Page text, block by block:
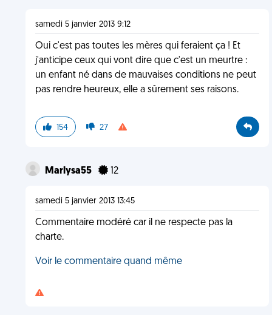
samedi 5 janvier 2013 9:12
Oui c'est pas toutes les mères qui feraient ça ! Et
j'anticipe ceux qui vont dire que c'est un meurtre :
un enfant né dans de mauvaises conditions ne peut
pas rendre heureux, elle a sûrement ses raisons.
154 27
Marlysa55 12
samedi 5 janvier 2013 13:45
Commentaire modéré car il ne respecte pas la
charte.
Voir le commentaire quand même